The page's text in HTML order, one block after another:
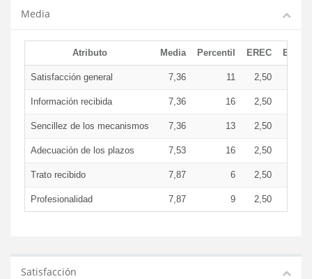
Media
Atributo Media Percentil EREC
Satisfacción general 7,36 11 2,50
Información recibida 7,36 16 2,50
Sencillez de los mecanismos 7,36 13 2,50
Adecuación de los plazos 7,53 16 2,50
Trato recibido 7,87 6 2,50
Profesionalidad 7,87 9 2,50
Satisfacción